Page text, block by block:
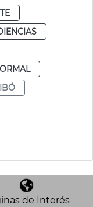
de Interés